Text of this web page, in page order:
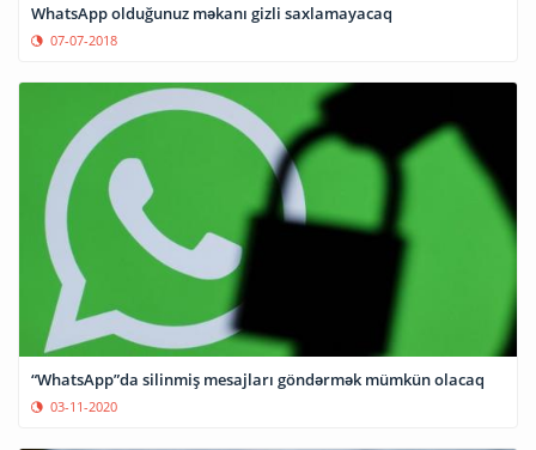
WhatsApp olduğunuz məkanı gizli saxlamayacaq
07-07-2018
“WhatsApp”da silinmiş mesajları göndərmək mümkün olacaq
03-11-2020